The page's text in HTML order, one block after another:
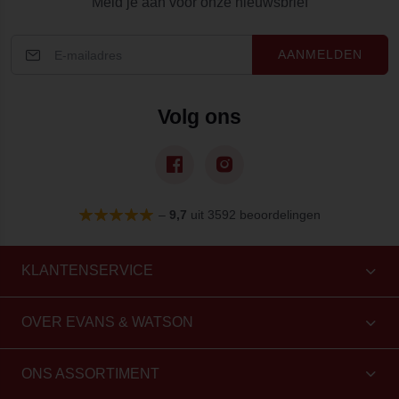
AANMELDEN
Volg ons
– 9,7 uit 3592 beoordelingen
KLANTENSERVICE
OVER EVANS & WATSON
ONS ASSORTIMENT